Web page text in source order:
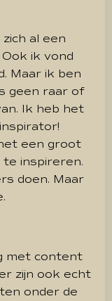
al een
ik vond
Maar ik ben
geen raar of
Ik heb het
een groot
te inspireren.
doen. Maar
met content
zijn ook echt
onder de